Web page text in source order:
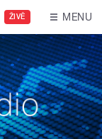
ŽIVĚ MENU